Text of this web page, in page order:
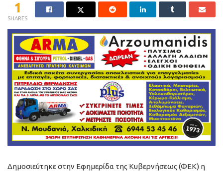
1
SHARES
Δημοσιεύτηκε στην Εφημερίδα της Κυβερνήσεως (ΦΕΚ) η